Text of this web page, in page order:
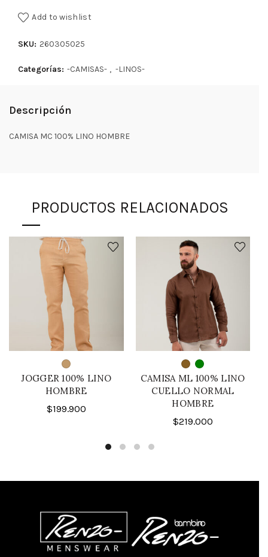
Add to wishlist
SKU: 260305025
Categorías: -CAMISAS- , -LINOS-
Descripción
CAMISA MC 100% LINO HOMBRE
PRODUCTOS RELACIONADOS
JOGGER 100% LINO
HOMBRE
$199.900
CAMISA ML 100% LINO
CUELLO NORMAL
HOMBRE
$219.000